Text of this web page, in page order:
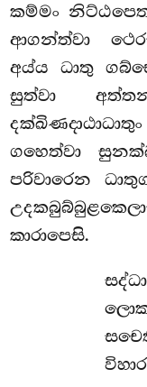
කම්මං
ආගන්ත්වා
අය්ය ධාතු
සුත්වා
ගහෙත්වා
පරිවාරෙන
කාරාපෙසි.